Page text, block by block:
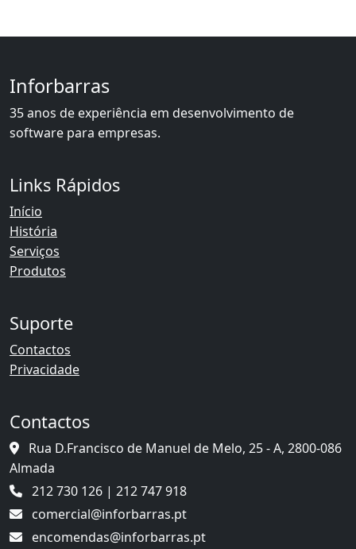
Inforbarras
35 anos de experiência em desenvolvimento de
software para empresas.
Links Rápidos
Início
História
Serviços
Produtos
Suporte
Contactos
Privacidade
Contactos
Rua D.Francisco de Manuel de Melo, 25 - A, 2800-086
Almada
212 730 126 | 212 747 918
comercial@inforbarras.pt
encomendas@inforbarras.pt